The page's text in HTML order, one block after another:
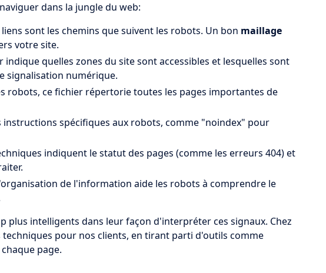
dans la jungle du web:
sont les chemins que suivent les robots. Un bon maillage
votre site.
indique quelles zones du site sont accessibles et lesquelles sont
signalisation numérique.
robots, ce fichier répertorie toutes les pages importantes de
instructions spécifiques aux robots, comme "noindex" pour
indiquent le statut des pages (comme les erreurs 404) et
de l'information aide les robots à comprendre le
plus intelligents dans leur façon d'interpréter ces signaux. Chez
pour nos clients, en tirant parti d'outils comme
page.